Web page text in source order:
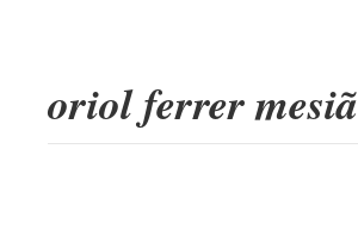
oriol ferrer mesiã